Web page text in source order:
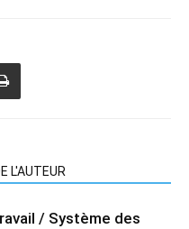
L'AUTEUR
/ Système des